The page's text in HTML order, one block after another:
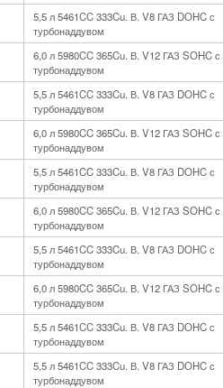
5,5 л 5461CC 333Cu. В. V8 ГАЗ DOHC с
турбонаддувом
6,0 л 5980CC 365Cu. В. V12 ГАЗ SOHC с
турбонаддувом
5,5 л 5461CC 333Cu. В. V8 ГАЗ DOHC с
турбонаддувом
6,0 л 5980CC 365Cu. В. V12 ГАЗ SOHC с
турбонаддувом
5,5 л 5461CC 333Cu. В. V8 ГАЗ DOHC с
турбонаддувом
6,0 л 5980CC 365Cu. В. V12 ГАЗ SOHC с
турбонаддувом
5,5 л 5461CC 333Cu. В. V8 ГАЗ DOHC с
турбонаддувом
6,0 л 5980CC 365Cu. В. V12 ГАЗ SOHC с
турбонаддувом
5,5 л 5461CC 333Cu. В. V8 ГАЗ DOHC с
турбонаддувом
5,5 л 5461CC 333Cu. В. V8 ГАЗ DOHC с
турбонаддувом